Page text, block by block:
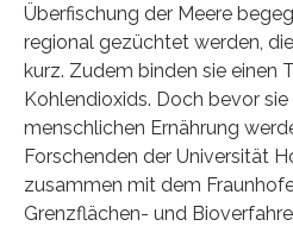
Überfischung der Meere
regional gezüchtet werden,
kurz. Zudem binden sie einen
Kohlendioxids. Doch bevor
menschlichen Ernährung
Forschenden der Universität
zusammen mit dem
Grenzflächen- und